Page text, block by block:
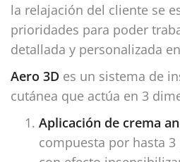
la relajación del cliente se
prioridades para poder
detallada y personalizada
Aero 3D es un sistema de
cutánea que actúa en 3
Aplicación de crema
compuesta por hasta